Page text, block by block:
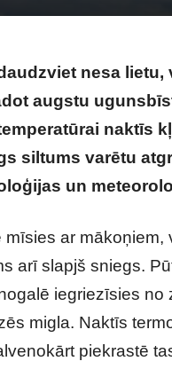
nesa
augstu
naktīs
siltums varētu
un
mīsies ar mākoņiem,
arī slapjš sniegs.
iegriezīsies no
migla. Naktīs
piekrastē